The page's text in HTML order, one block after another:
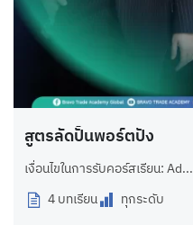
สูตรลัดปั้นพอร์ตปัง
เงื่อนไขในการรับคอร์สเรียน: Ad...
4 บทเรียน
ทุกระดับ